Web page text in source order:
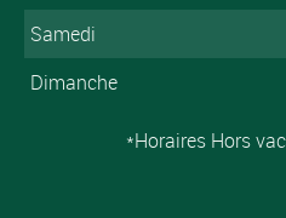
Samedi
Dimanche
*Horaires Hors